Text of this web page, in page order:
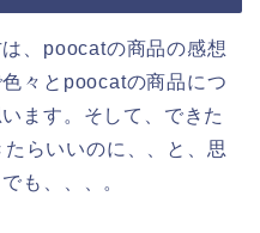
、poocatの商品の感想
々とpoocatの商品につ
ます。そして、できた
らいいのに、、と、思
も、、、。